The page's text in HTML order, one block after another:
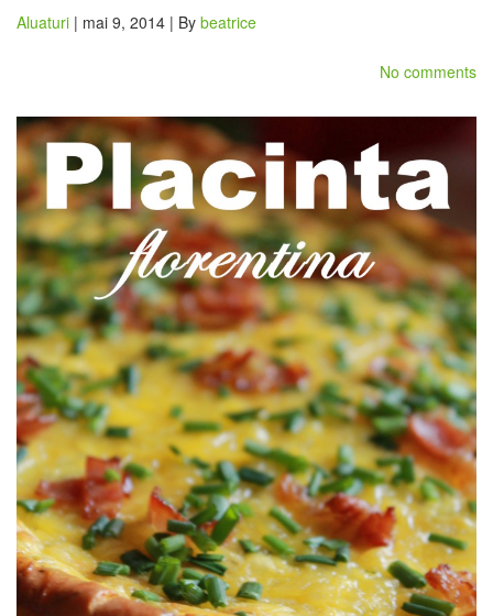
Aluaturi | mai 9, 2014 | By beatrice
No comments